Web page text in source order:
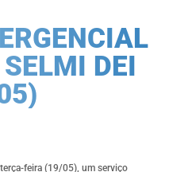
DEI
feira (19/05), um serviço